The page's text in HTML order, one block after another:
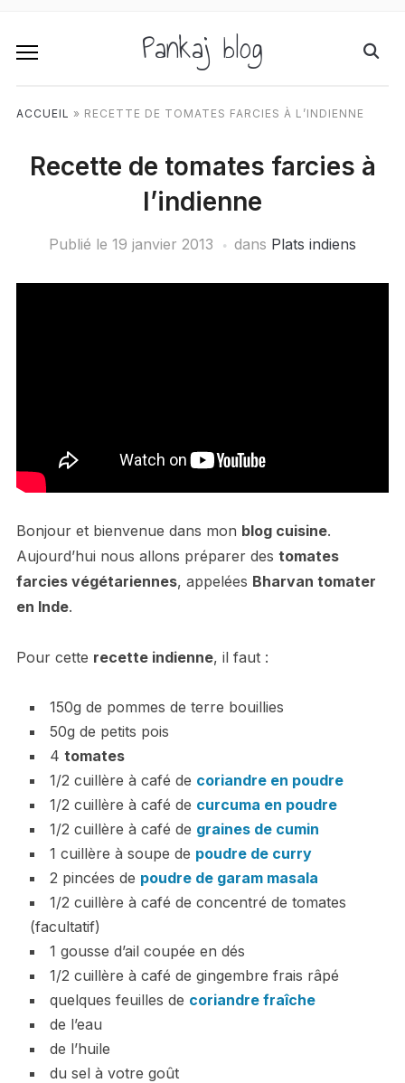
Pankaj blog
ACCUEIL » RECETTE DE TOMATES FARCIES À L’INDIENNE
Recette de tomates farcies à
l’indienne
Publié le 19 janvier 2013 dans Plats indiens
Bonjour et bienvenue dans mon blog cuisine.
Aujourd’hui nous allons préparer des tomates
farcies végétariennes, appelées Bharvan tomater
en Inde.
Pour cette recette indienne, il faut :
150g de pommes de terre bouillies
50g de petits pois
4 tomates
1/2 cuillère à café de coriandre en poudre
1/2 cuillère à café de curcuma en poudre
1/2 cuillère à café de graines de cumin
1 cuillère à soupe de poudre de curry
2 pincées de poudre de garam masala
1/2 cuillère à café de concentré de tomates
(facultatif)
1 gousse d’ail coupée en dés
1/2 cuillère à café de gingembre frais râpé
quelques feuilles de coriandre fraîche
de l’eau
de l’huile
du sel à votre goût